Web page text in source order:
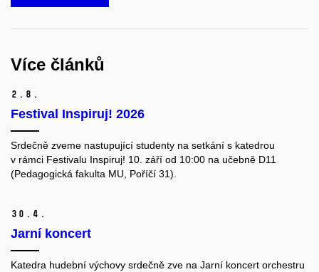
Více článků
2. 8.
Festival Inspiruj! 2026
Srdečně zveme nastupující studenty na setkání s katedrou
v rámci Festivalu Inspiruj! 10. září od 10:00 na učebně D11
(Pedagogická fakulta MU, Poříčí 31).
30. 4.
Jarní koncert
Katedra hudební výchovy srdečně zve na Jarní koncert orchestru